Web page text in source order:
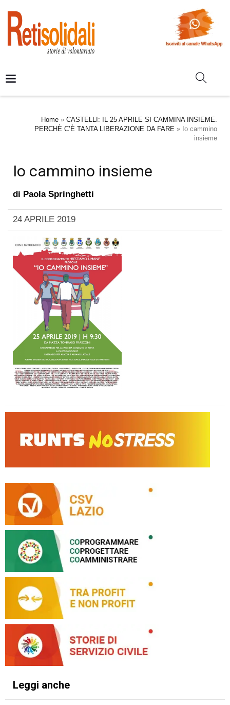
Home » CASTELLI: IL 25 APRILE SI CAMMINA INSIEME.
PERCHÈ C’È TANTA LIBERAZIONE DA FARE » Io cammino
insieme
Io cammino insieme
di Paola Springhetti
24 APRILE 2019
Leggi anche